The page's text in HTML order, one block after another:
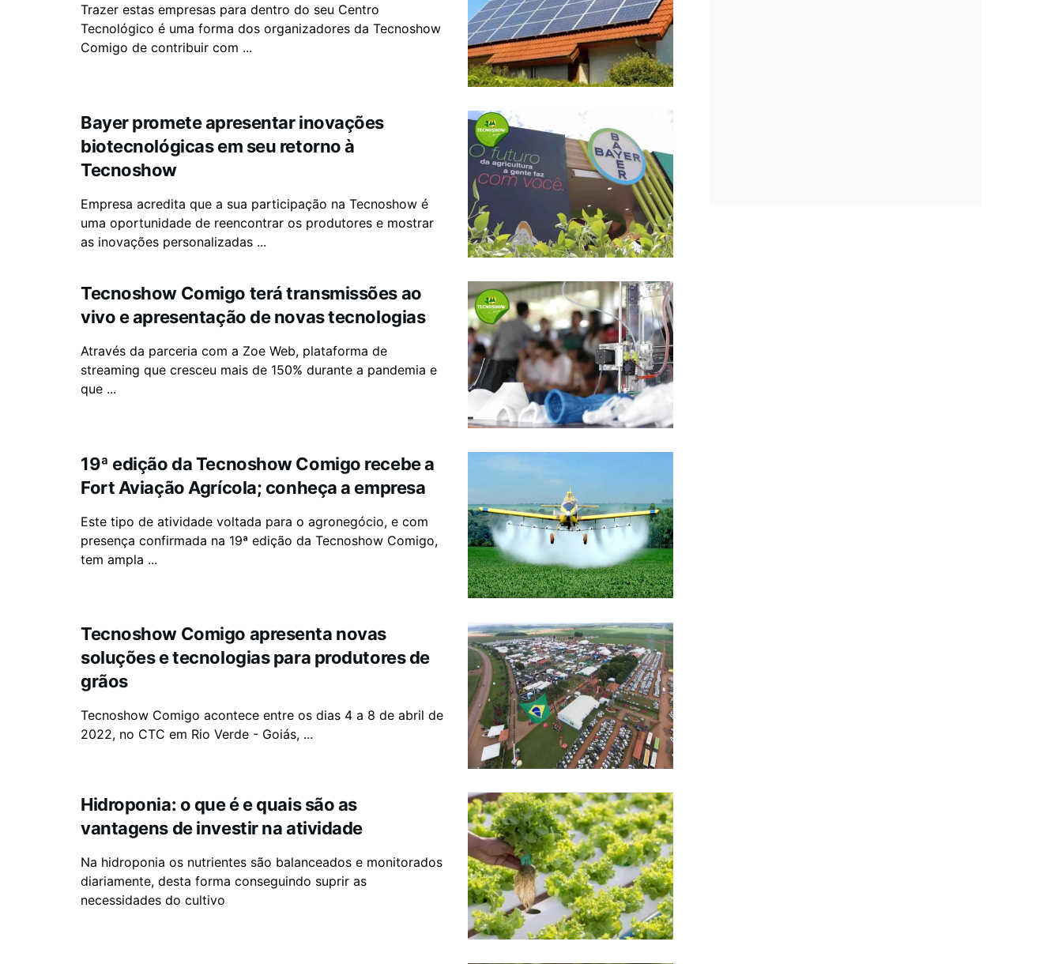
Trazer estas empresas para dentro do seu Centro
Tecnológico é uma forma dos organizadores da Tecnoshow
Comigo de contribuir com ...
Bayer promete apresentar inovações
biotecnológicas em seu retorno à
Tecnoshow
Empresa acredita que a sua participação na Tecnoshow é
uma oportunidade de reencontrar os produtores e mostrar
as inovações personalizadas ...
Tecnoshow Comigo terá transmissões ao
vivo e apresentação de novas tecnologias
Através da parceria com a Zoe Web, plataforma de
streaming que cresceu mais de 150% durante a pandemia e
que ...
19ª edição da Tecnoshow Comigo recebe a
Fort Aviação Agrícola; conheça a empresa
Este tipo de atividade voltada para o agronegócio, e com
presença confirmada na 19ª edição da Tecnoshow Comigo,
tem ampla ...
Tecnoshow Comigo apresenta novas
soluções e tecnologias para produtores de
grãos
Tecnoshow Comigo acontece entre os dias 4 a 8 de abril de
2022, no CTC em Rio Verde - Goiás, ...
Hidroponia: o que é e quais são as
vantagens de investir na atividade
Na hidroponia os nutrientes são balanceados e monitorados
diariamente, desta forma conseguindo suprir as
necessidades do cultivo